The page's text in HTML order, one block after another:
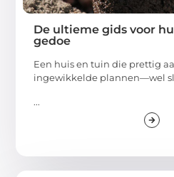
De ultieme gids voor
gedoe
Een huis en tuin die prettig
ingewikkelde plannen—wel
...